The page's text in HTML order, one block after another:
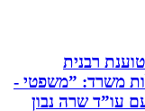
רבנית
”משפטי -
שרה נבון